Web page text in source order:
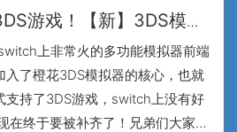
游戏！【新】3DS模拟
大测试~
上非常火的多功能模拟器前端
了橙花3DS模拟器的核心，也就
支持了3DS游戏，switch上没有好
在终于要被补齐了！兄弟们大家